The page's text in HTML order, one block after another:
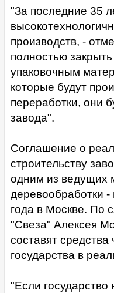
"За последние 35
производств, -
полностью
упаковочным
которые будут
переработки, они
завода".
Соглашение о
строительству
одним из ведущих
деревообработки
года в Москве. По
"Свеза" Алексея
составят
государства в
"Если